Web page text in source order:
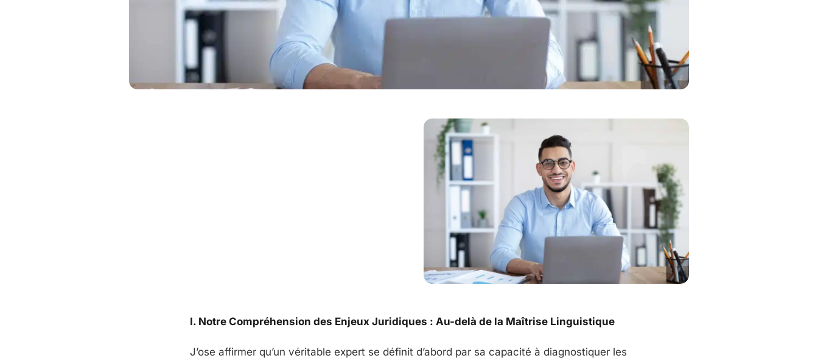
I. Notre Compréhension des Enjeux Juridiques : Au-delà de la Maîtrise Linguistique
J’ose affirmer qu’un véritable expert se définit d’abord par sa capacité à diagnostiquer les